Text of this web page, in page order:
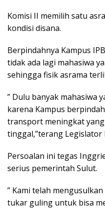
Komisi II memilih satu
kondisi disana.
Berpindahnya Kampus
tidak ada lagi mahasiwa
sehingga fisik asrama
” Dulu banyak mahasiwa
karena Kampus
transport meningkat
tinggal,”terang Legislator
Persoalan ini tegas
serius pemerintah Sulut.
” Kami telah
tukar guling untuk bisa